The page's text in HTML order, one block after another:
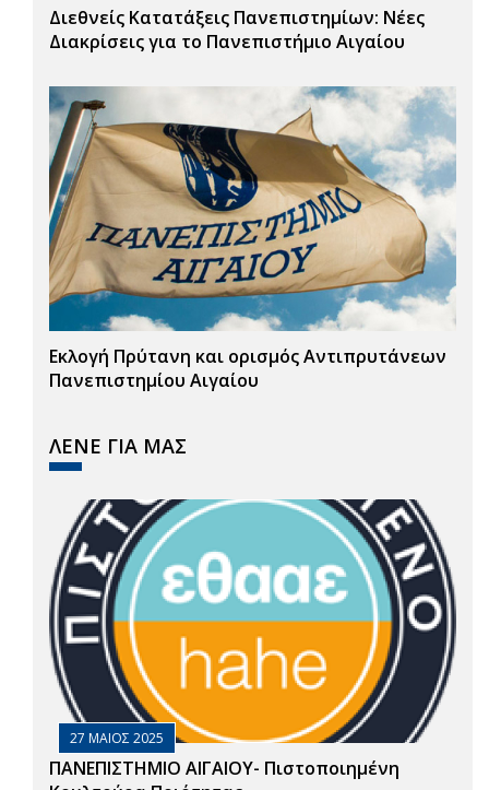
Διεθνείς Κατατάξεις Πανεπιστημίων: Νέες
Διακρίσεις για το Πανεπιστήμιο Αιγαίου
Εκλογή Πρύτανη και ορισμός Αντιπρυτάνεων
Πανεπιστημίου Αιγαίου
ΛΕΝΕ ΓΙΑ ΜΑΣ
27 ΜΑΙΟΣ 2025
ΠΑΝΕΠΙΣΤΗΜΙΟ ΑΙΓΑΙΟΥ- Πιστοποιημένη